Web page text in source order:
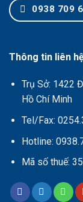
0938 709
Thông tin liên
Trụ Sở: 1422
Hồ Chí Minh
Tel/Fax:
Hotline:
Mã số thuế: